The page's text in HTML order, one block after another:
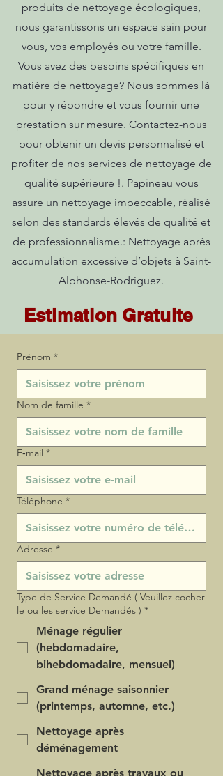
produits de nettoyage écologiques,
nous garantissons un espace sain pour
vous, vos employés ou votre famille.
Vous avez des besoins spécifiques en
matière de nettoyage? Nous sommes là
pour y répondre et vous fournir une
prestation sur mesure. Contactez-nous
pour obtenir un devis personnalisé et
profiter de nos services de nettoyage de
qualité supérieure !. Papineau vous
assure un nettoyage impeccable, réalisé
selon des standards élevés de qualité et
de professionnalisme.: Nettoyage après
accumulation excessive d’objets à Saint-
Alphonse-Rodriguez.
Estimation Gratuite
Prénom *
Nom de famille *
E‑mail *
Téléphone *
Adresse *
Type de Service Demandé ( Veuillez cocher
le ou les service Demandés ) *
Ménage régulier
(hebdomadaire,
bihebdomadaire, mensuel)
Grand ménage saisonnier
(printemps, automne, etc.)
Nettoyage après
déménagement
Nettoyage après travaux ou